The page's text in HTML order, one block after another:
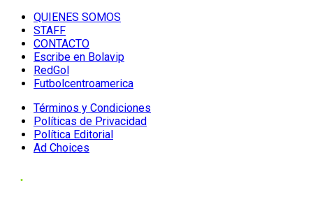
QUIENES SOMOS
STAFF
CONTACTO
Escribe en Bolavip
RedGol
Futbolcentroamerica
Términos y Condiciones
Políticas de Privacidad
Política Editorial
Ad Choices